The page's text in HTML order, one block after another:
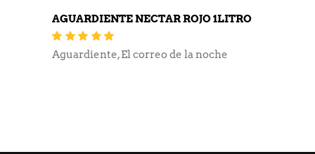
AGUARDIENTE NECTAR ROJO 1LITRO
Aguardiente,El correo de la noche